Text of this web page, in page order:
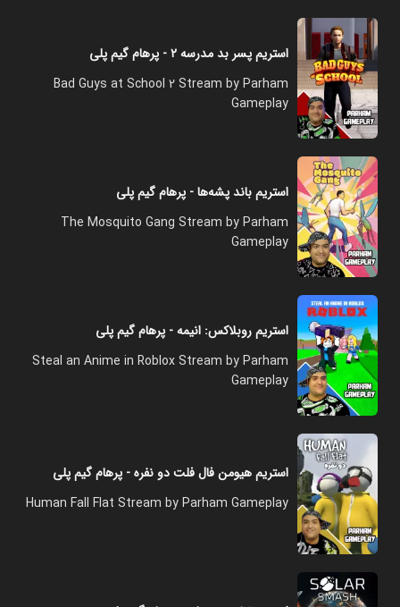
استریم پسر بد مدرسه ۲ - پرهام گیم پلی
Bad Guys at School 2 Stream by Parham
Gameplay
استریم باند پشه‌ها - پرهام گیم پلی
The Mosquito Gang Stream by Parham
Gameplay
استریم روبلاکس: انیمه - پرهام گیم پلی
Steal an Anime in Roblox Stream by Parham
Gameplay
استریم هیومن فال فلت دو نفره - پرهام گیم پلی
Human Fall Flat Stream by Parham Gameplay